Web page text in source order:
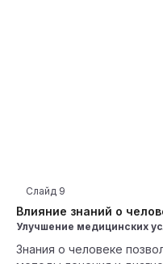
Влияние знаний о
Слайд 9
Улучшение медицинских
Знания о человеке